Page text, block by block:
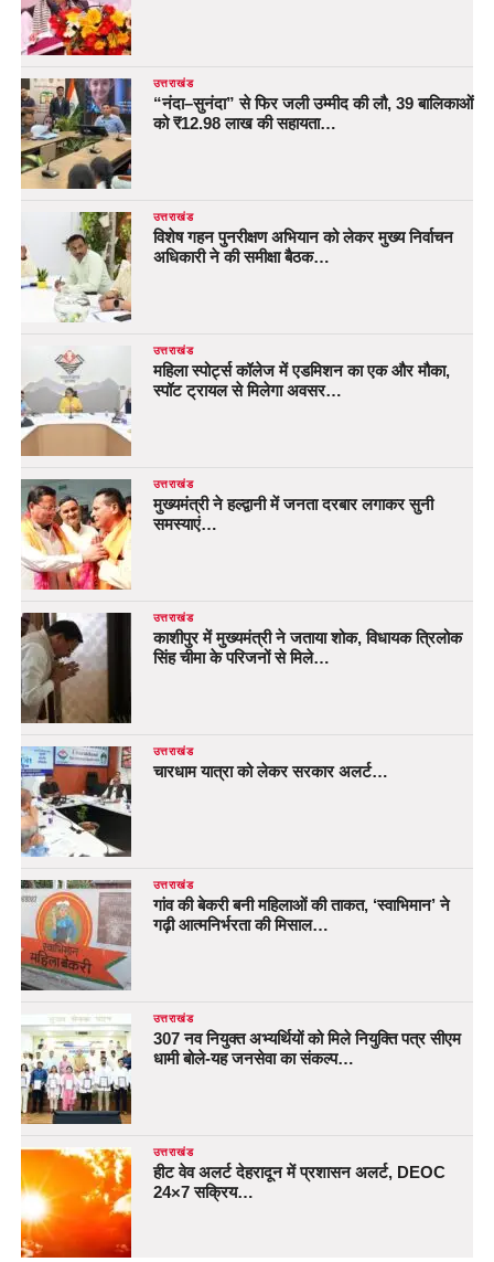
उत्तराखंड
“नंदा–सुनंदा” से फिर जली उम्मीद की लौ, 39 बालिकाओं
को ₹12.98 लाख की सहायता…
उत्तराखंड
विशेष गहन पुनरीक्षण अभियान को लेकर मुख्य निर्वाचन
अधिकारी ने की समीक्षा बैठक…
उत्तराखंड
महिला स्पोर्ट्स कॉलेज में एडमिशन का एक और मौका,
स्पॉट ट्रायल से मिलेगा अवसर…
उत्तराखंड
मुख्यमंत्री ने हल्द्वानी में जनता दरबार लगाकर सुनी
समस्याएं…
उत्तराखंड
काशीपुर में मुख्यमंत्री ने जताया शोक, विधायक त्रिलोक
सिंह चीमा के परिजनों से मिले…
उत्तराखंड
चारधाम यात्रा को लेकर सरकार अलर्ट…
उत्तराखंड
गांव की बेकरी बनी महिलाओं की ताकत, ‘स्वाभिमान’ ने
गढ़ी आत्मनिर्भरता की मिसाल…
उत्तराखंड
307 नव नियुक्त अभ्यर्थियों को मिले नियुक्ति पत्र सीएम
धामी बोले-यह जनसेवा का संकल्प…
उत्तराखंड
हीट वेव अलर्ट देहरादून में प्रशासन अलर्ट, DEOC
24×7 सक्रिय…